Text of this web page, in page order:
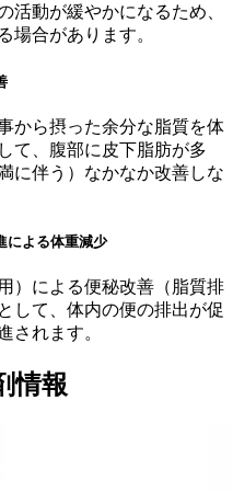
活動が緩やかになるため、
場合があります。
から摂った余分な脂質を体
て、腹部に皮下脂肪が多
に伴う） なかなか改善しな
による体重減少
）による便秘改善（脂質排
して、体内の便の排出が促
されます。
情報